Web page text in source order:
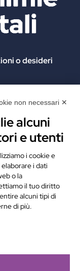
o desideri
non necessari ✕
alcuni
e utenti
i cookie e
i dati
o la
il tuo diritto
alcuni tipi di
di più.